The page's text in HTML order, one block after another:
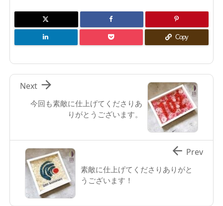
Copy
今回も素敵に仕上げてくださりあ
りがとうございます。

Next
素敵に仕上げてくださりありがと
うございます！
 Prev